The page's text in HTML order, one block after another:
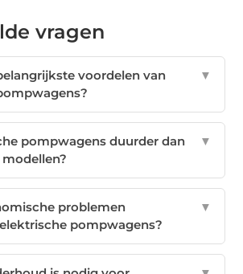
vragen
voordelen van
▼
pompwagens duurder dan
▼
problemen
pompwagens?
▼